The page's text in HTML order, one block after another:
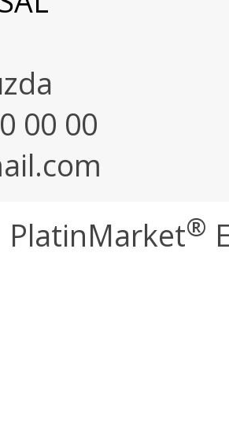
00 00
PlatinMarket®